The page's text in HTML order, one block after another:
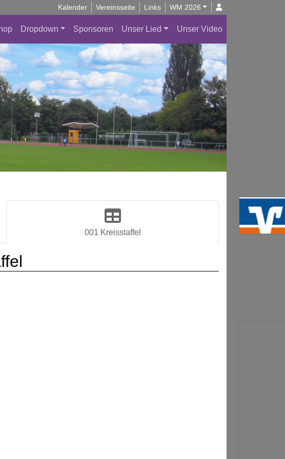
Kalender Vereinsseite Links WM 2026
Dropdown Sponsoren Unser Lied Unser Video
001 Kreisstaffel